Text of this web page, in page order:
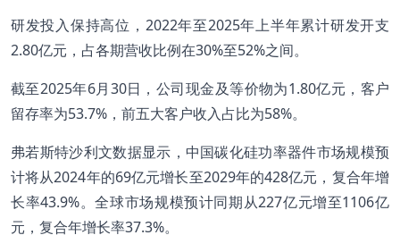
研发投入保持高位，2022年至2025年上半年累计研发开支
2.80亿元，占各期营收比例在30%至52%之间。
截至2025年6月30日，公司现金及等价物为1.80亿元，客户
留存率为53.7%，前五大客户收入占比为58%。
弗若斯特沙利文数据显示，中国碳化硅功率器件市场规模预
计将从2024年的69亿元增长至2029年的428亿元，复合年增
长率43.9%。全球市场规模预计同期从227亿元增至1106亿
元，复合年增长率37.3%。